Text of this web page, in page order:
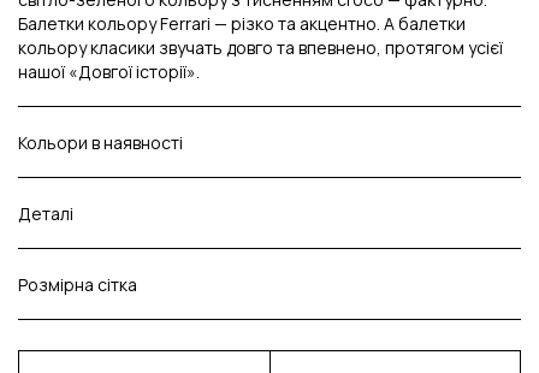
Балетки кольору Ferrari — різко та акцентно. А балетки
кольору класики звучать довго та впевнено, протягом усієї
нашої «Довгої історії».
Кольори в наявності
Деталі
Розмірна сітка